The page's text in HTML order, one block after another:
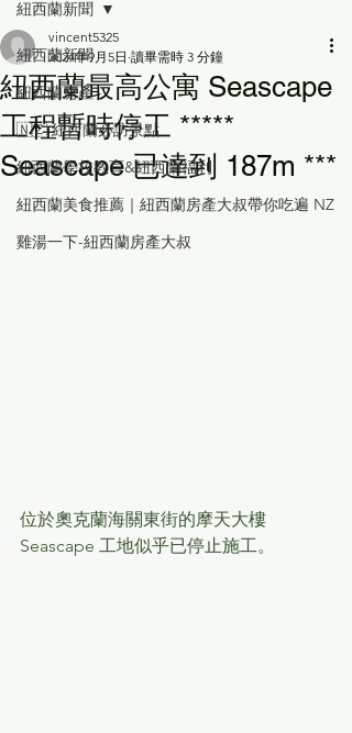
紐西蘭新聞
紐西蘭房產
🇳🇿 紐西蘭必訪景點
紐西蘭學校教育&紐西蘭福利
紐西蘭美食推薦｜紐西蘭房產大叔帶你吃遍 NZ
雞湯一下-紐西蘭房產大叔
紐西蘭新聞
紐西蘭最高公寓 Seascape
工程暫時停工 *****
Seascape 已達到 187m ***
vincent5325
2024年9月5日 讀畢需時 3 分鐘
位於奧克蘭海關東街的摩天大樓
Seascape 工地似乎已停止施工。